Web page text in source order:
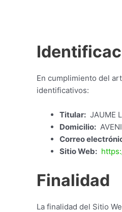
En cumplimiento del
identificativos:
Titular: JAUME
Domicilio:
Correo
Sitio Web:
Finalidad
La finalidad del Sitio